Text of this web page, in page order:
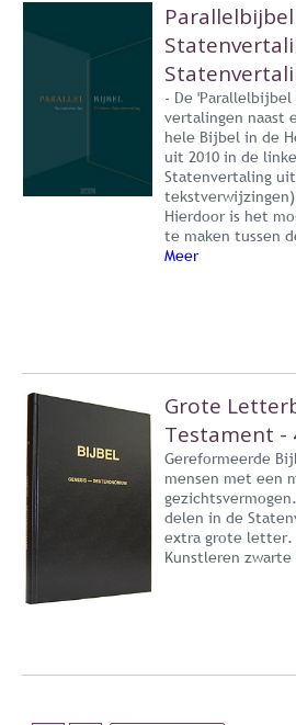
Parallelbijbel
- De 'Parallelbijbel
vertalingen naast
hele Bijbel in de
uit 2010 in de
Statenvertaling
Hierdoor is het
te maken tussen
Meer
Grote
Testament -
Gereformeerde
mensen met een
delen in de
extra grote letter.
Kunstleren zwarte